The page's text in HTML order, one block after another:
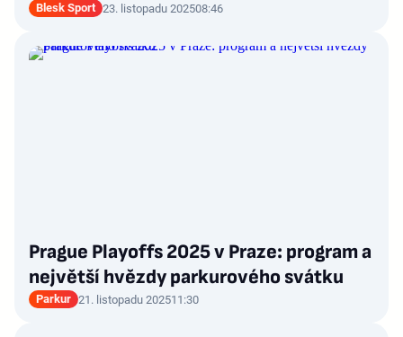
Blesk Sport 23. listopadu 202508:46
Prague Playoffs 2025 v Praze: program a
největší hvězdy parkurového svátku
Parkur 21. listopadu 202511:30